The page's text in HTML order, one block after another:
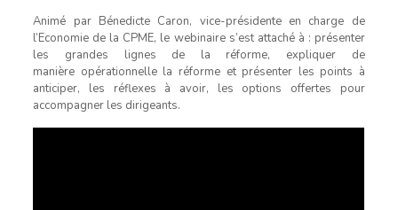
Animé par Bénedicte Caron, vice-présidente en charge de
l’Economie de la CPME, le webinaire s’est attaché à : présenter
les grandes lignes de la réforme, expliquer de
manière opérationnelle la réforme et présenter les points à
anticiper, les réflexes à avoir, les options offertes pour
accompagner les dirigeants.